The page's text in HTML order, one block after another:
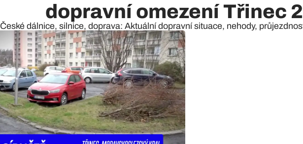
dopravní omezení Třinec
České dálnice, silnice, doprava: Aktuální dopravní situace, nehody,